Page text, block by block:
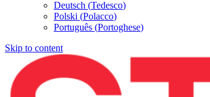
Deutsch (Tedesco)
Polski (Polacco)
Português (Portoghese)
Skip to content